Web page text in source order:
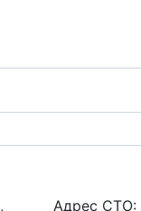
, Адрес СТО: